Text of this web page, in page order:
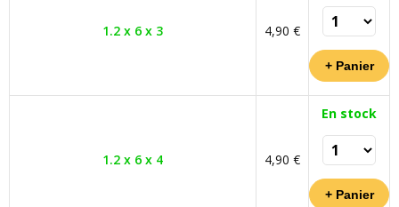
1.2 x 6 x 3 4,90 €
1.2 x 6 x 4 4,90 €
En stock